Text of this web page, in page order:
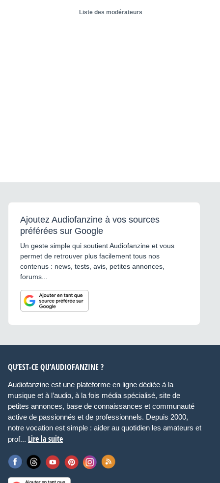
Liste des modérateurs
Ajoutez Audiofanzine à vos sources
préférées sur Google
Un geste simple qui soutient Audiofanzine et vous
permet de retrouver plus facilement tous nos
contenus : news, tests, avis, petites annonces,
forums...
QU’EST-CE QU’AUDIOFANZINE ?
Audiofanzine est une plateforme en ligne dédiée à la
musique et à l’audio, à la fois média spécialisé, site de
petites annonces, base de connaissances et communauté
active de passionnés et de professionnels. Depuis 2000,
notre vocation est simple : aider au quotidien les amateurs et
prof... Lire la suite